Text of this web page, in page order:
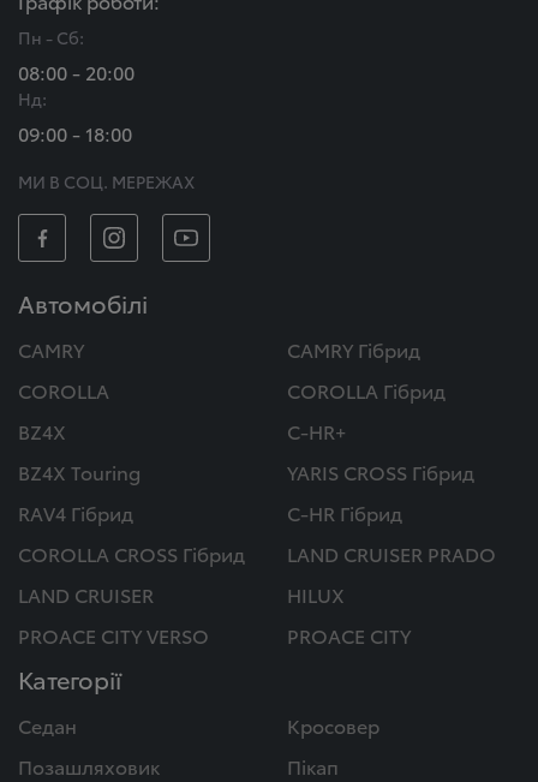
Пн - Сб:
08:00 - 20:00
Нд:
09:00 - 18:00
МИ В СОЦ. МЕРЕЖАХ
Автомобілі
CAMRY
CAMRY Гібрид
COROLLA
COROLLA Гібрид
BZ4X
C-HR+
BZ4X Touring
YARIS CROSS Гібрид
RAV4 Гібрид
C-HR Гібрид
COROLLA CROSS Гібрид
LAND CRUISER PRADO
LAND CRUISER
HILUX
PROACE CITY VERSO
PROACE CITY
Категорії
Седан
Кросовер
Позашляховик
Пікап